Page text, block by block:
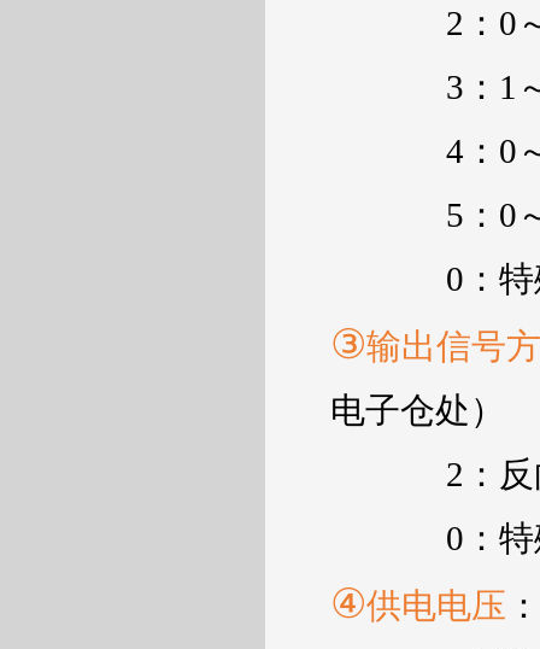
2 ： 0
3 ： 1
4 ： 0
5 ： 0
0 ：
③输出信号
电子仓处）
2 ：
0 ：
④供电电压 ：